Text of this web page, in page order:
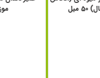
پرتقال) 50 میل